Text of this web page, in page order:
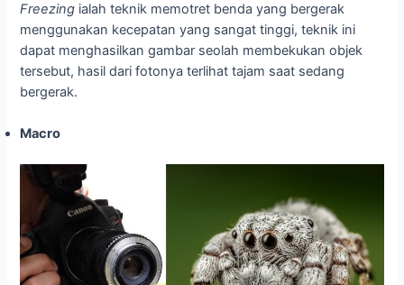
Freezing ialah teknik memotret benda yang bergerak
menggunakan kecepatan yang sangat tinggi, teknik ini
dapat menghasilkan gambar seolah membekukan objek
tersebut, hasil dari fotonya terlihat tajam saat sedang
bergerak.
Macro